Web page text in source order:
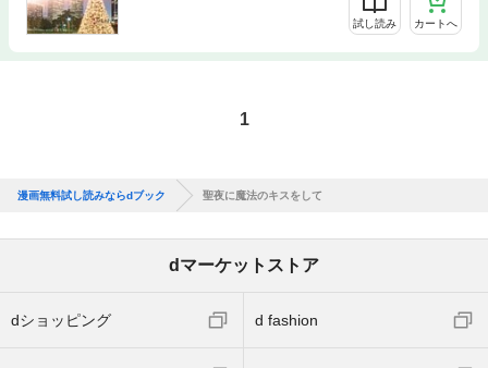
試し読み カートへ
1
漫画無料試し読みならdブック 聖夜に魔法のキスをして
dマーケットストア
dショッピング d fashion